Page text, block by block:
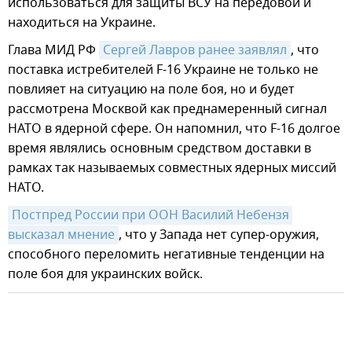
находиться на Украине.
Глава МИД РФ Сергей Лавров ранее заявлял , что
поставка истребителей F-16 Украине не только не
повлияет на ситуацию на поле боя, но и будет
рассмотрена Москвой как преднамеренный сигнал
НАТО в ядерной сфере. Он напомнил, что F-16 долгое
время являлись основным средством доставки в
рамках так называемых совместных ядерных миссий
НАТО.
Постпред России при ООН Василий Небензя
высказал мнение , что у Запада нет супер-оружия,
способного переломить негативные тенденции на
поле боя для украинских войск.